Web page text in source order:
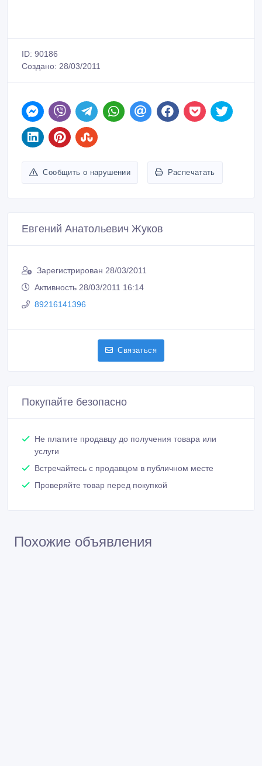
ID: 90186
Создано: 28/03/2011
Сообщить о нарушении Распечатать
Евгений Анатольевич Жуков
Зарегистрирован 28/03/2011
Активность 28/03/2011 16:14
89216141396
Связаться
Покупайте безопасно
Не платите продавцу до получения товара или
услуги
Встречайтесь с продавцом в публичном месте
Проверяйте товар перед покупкой
Похожие объявления